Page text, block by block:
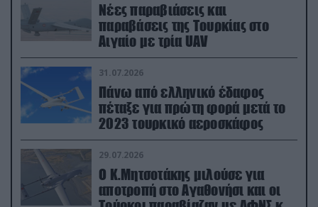
Νέες παραβιάσεις και
παραβάσεις της Τουρκίας στο
Αιγαίο με τρία UAV
31.07.2026
Πάνω από ελληνικό έδαφος
πέταξε για πρώτη φορά μετά το
2023 τουρκικό αεροσκάφος
29.07.2026
Ο Κ.Μητσοτάκης μιλούσε για
αποτροπή στο Αγαθονήσι και οι